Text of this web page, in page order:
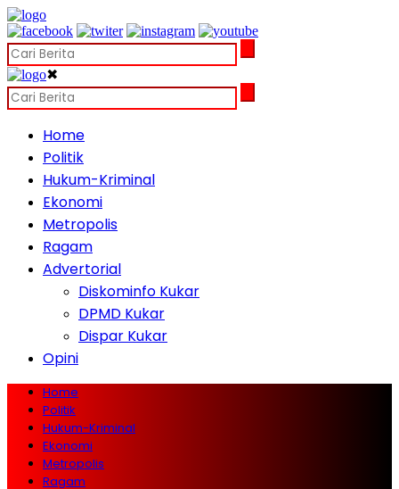
✖
Home
Politik
Hukum-Kriminal
Ekonomi
Metropolis
Ragam
Advertorial
Diskominfo Kukar
DPMD Kukar
Dispar Kukar
Opini
Home
Politik
Hukum-Kriminal
Ekonomi
Metropolis
Ragam